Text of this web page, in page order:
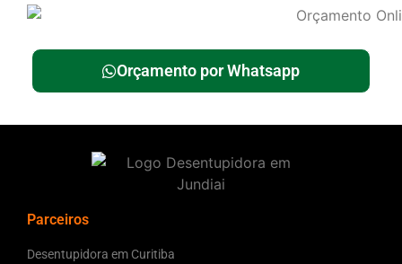
Orçamento por Whatsapp
Parceiros
Desentupidora em Curitiba